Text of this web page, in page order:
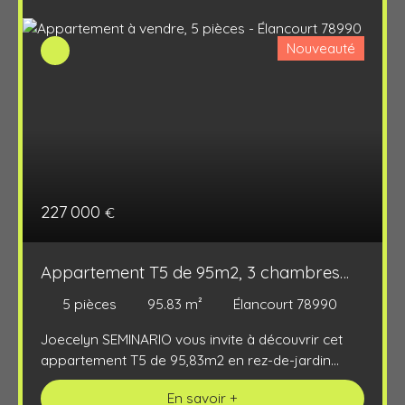
227 000 €
Nouveauté
Appartement T5 de 95m2, 3 chambres
avec jardin et parking
5 pièces 95.83 m²
Élancourt 78990
Joecelyn SEMINARIO vous invite à découvrir cet
appartement T5 de 95,83m2 en rez-de-jardin
dans la résidence de la Chapelle à Elancourt.
L'espace extérieur est composé d'une terrasse et
En savoir +